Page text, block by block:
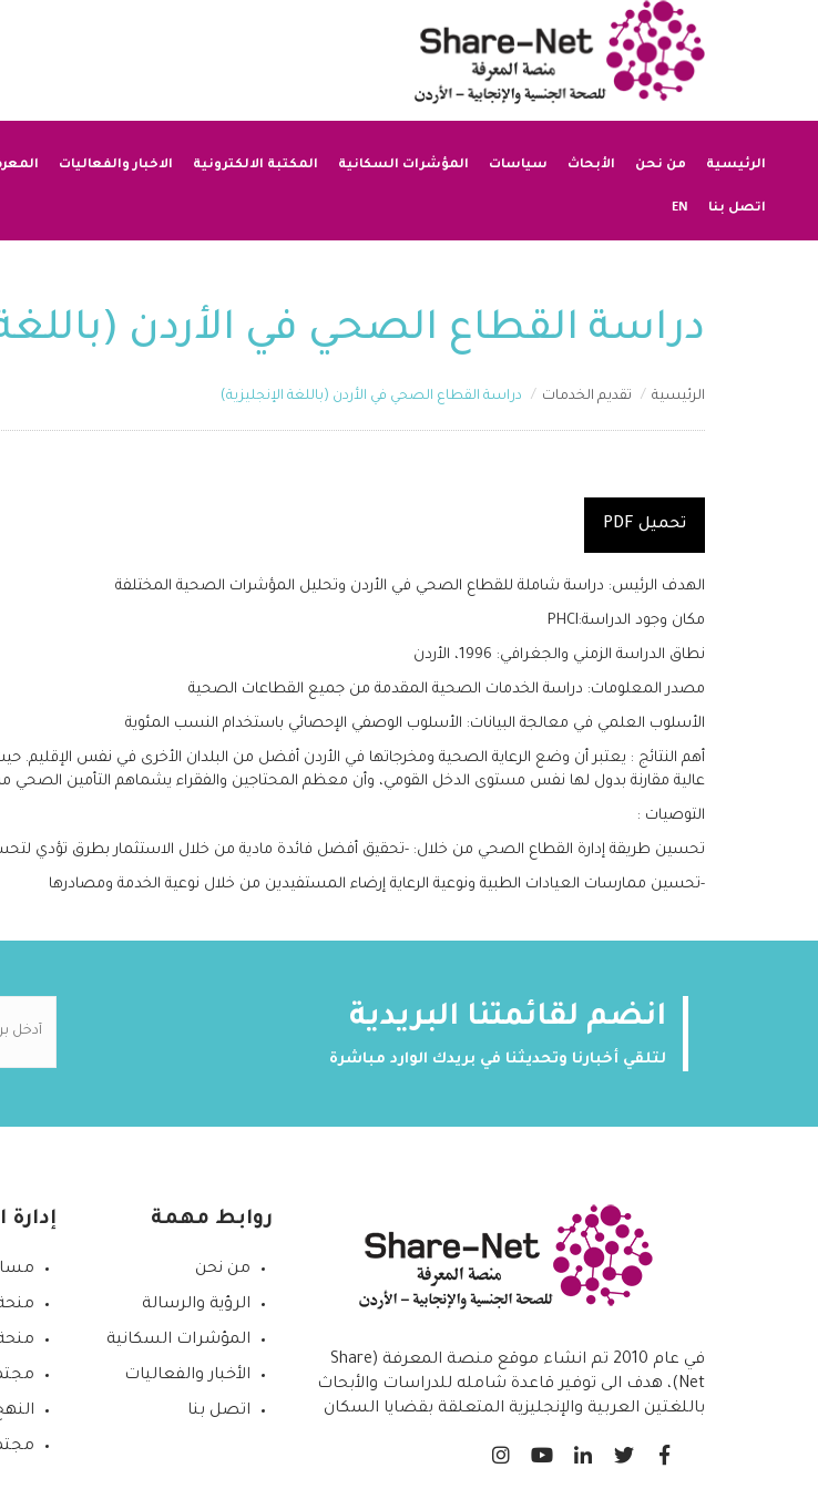
الرئيسية من نحن الأبحاث سياسات المؤشرات السكانية المكتبة الالكترونية الاخبار والفعاليات
اتصل بنا EN
دراسة القطاع الصحي في الأردن (باللغة
الرئيسية تقديم الخدمات دراسة القطاع الصحي في الأردن (باللغة الإنجليزية)
تحميل PDF
الهدف الرئيس: دراسة شاملة للقطاع الصحي في الأردن وتحليل المؤشرات الصحية المختلفة
مكان وجود الدراسة:PHCI
نطاق الدراسة الزمني والجغرافي: 1996، الأردن
مصدر المعلومات: دراسة الخدمات الصحية المقدمة من جميع القطاعات الصحية
الأسلوب العلمي في معالجة البيانات: الأسلوب الوصفي الإحصائي باستخدام النسب المئوية
عالية مقارنة بدول لها نفس مستوى الدخل القومي، وأن معظم المحتاجين والفقراء يشماهم التأمين الصحي
التوصيات :
تحسين طريقة إدارة القطاع الصحي من خلال: -تحقيق أفضل فائدة مادية من خلال الاستثمار بطرق تؤدي
-تحسين ممارسات العيادات الطبية ونوعية الرعاية إرضاء المستفيدين من خلال نوعية الخدمة ومصادرها
انضم لقائمتنا البريدية
لتلقي أخبارنا وتحديثنا في بريدك الوارد مباشرة
في عام 2010 تم انشاء موقع منصة المعرفة (Share
Net)، هدف الى توفير قاعدة شامله للدراسات والأبحاث
باللغتين العربية والإنجليزية المتعلقة بقضايا السكان
روابط مهمة
من نحن
الرؤية والرسالة
المؤشرات السكانية
الأخبار والفعاليات
اتصل بنا